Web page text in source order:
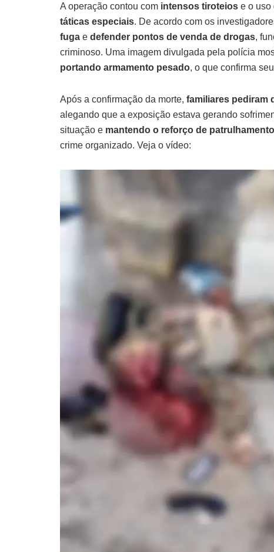
A operação contou com intensos tiroteios e o uso
táticas especiais. De acordo com os
fuga e defender pontos de venda de drogas,
criminoso. Uma imagem divulgada pela polícia
portando armamento pesado, o que confirma
Após a confirmação da morte, familiares pediram
alegando que a exposição estava gerando
situação e mantendo o reforço de
crime organizado. Veja o vídeo: